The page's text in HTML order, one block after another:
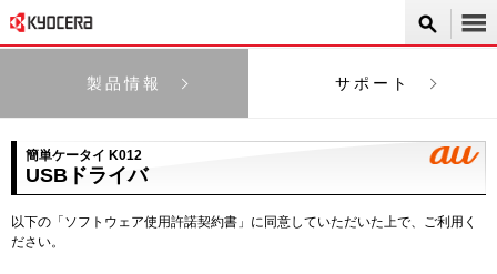
製品情報 サポート
簡単ケータイ K012
USBドライバ
以下の「ソフトウェア使用許諾契約書」に同意していただいた上で、ご利用く
ださい。